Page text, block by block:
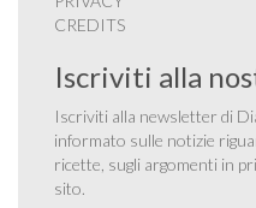
CREDITS
Iscriviti alla
Iscriviti alla newsletter di
informato sulle notizie
ricette, sugli argomenti in
sito.